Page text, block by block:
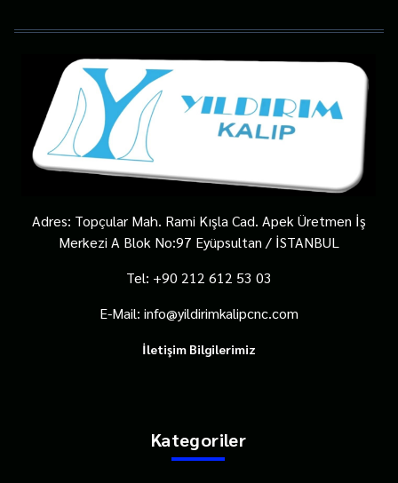
Adres: Topçular Mah. Rami Kışla Cad. Apek Üretmen İş
Merkezi A Blok No:97 Eyüpsultan / İSTANBUL
Tel: +90 212 612 53 03
E-Mail: info@yildirimkalipcnc.com
İletişim Bilgilerimiz
Kategoriler